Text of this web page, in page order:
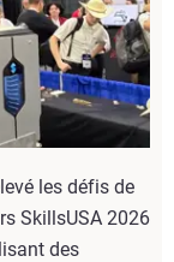
les défis de
SkillsUSA 2026
des